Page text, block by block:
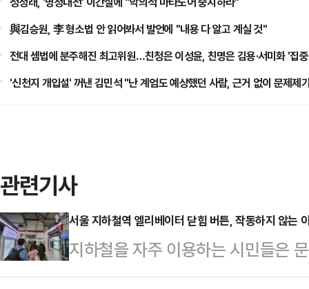
與김승원, 李 형소법 안 읽어봐서 발언에 "내용 다 알고 계실 것"
전대 셈법에 분주해진 최고위원…친청은 이성윤, 친명은 김용·서미화 '집
'신천지 개입설' 꺼낸 김민석 "난 계엄도 예상했던 사람, 근거 없이 문제제
관련기사
서울 지하철역 엘리베이터 닫힘 버튼, 작동하지 않는
지하철을 자주 이용하는 시민들은
리베이터에 대한 불만이 크다. 엘리